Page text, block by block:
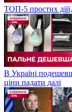
ТОП-5 простих дій,
В Україні
ціни падати далі